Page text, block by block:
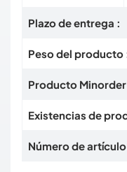
Plazo de entrega :
Peso del producto
Producto Minorder
Existencias de
Número de